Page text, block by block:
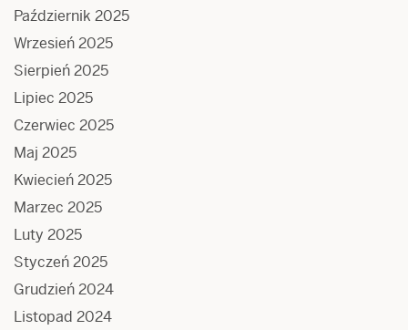
Październik 2025
Wrzesień 2025
Sierpień 2025
Lipiec 2025
Czerwiec 2025
Maj 2025
Kwiecień 2025
Marzec 2025
Luty 2025
Styczeń 2025
Grudzień 2024
Listopad 2024